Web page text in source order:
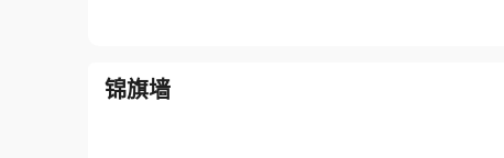
锦旗墙